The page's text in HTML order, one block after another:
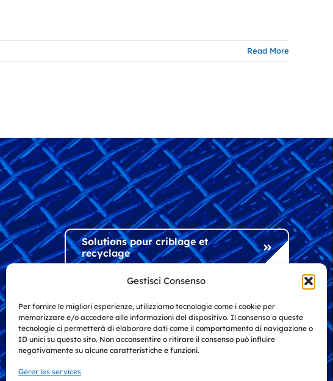
Gestisci Consenso
Per fornire le migliori esperienze, utilizziamo tecnologie come i cookie per
memorizzare e/o accedere alle informazioni del dispositivo. Il consenso a queste
tecnologie ci permetterà di elaborare dati come il comportamento di navigazione o
ID unici su questo sito. Non acconsentire o ritirare il consenso può influire
negativamente su alcune caratteristiche e funzioni.
Gérer les services
Read More
Solutions pour criblage et
recyclage
Solutions pour l'industrie et
l'architecture